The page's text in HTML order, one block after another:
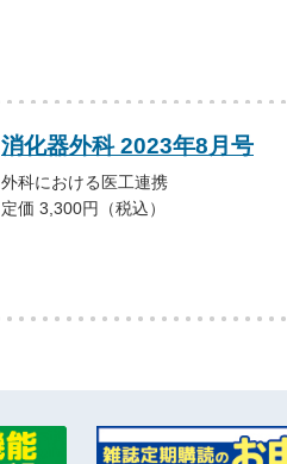
消化器外科 2023年8月号
外科における医工連携
定価 3,300円（税込）